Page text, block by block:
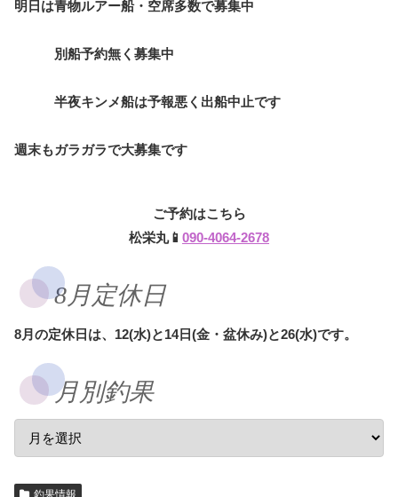
明日は青物ルアー船・空席多数で募集中
別船予約無く募集中
半夜キンメ船は予報悪く出船中止です
週末もガラガラで大募集です
ご予約はこちら
松栄丸📱 090-4064-2678
8月定休日
8月の定休日は、12(水)と14日(金・盆休み)と26(水)です。
月別釣果
釣果情報